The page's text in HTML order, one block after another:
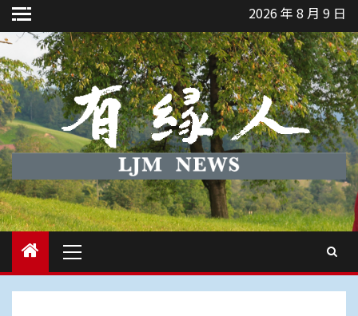
Skip
to
content
2026 年 8 月 9 日
Menu